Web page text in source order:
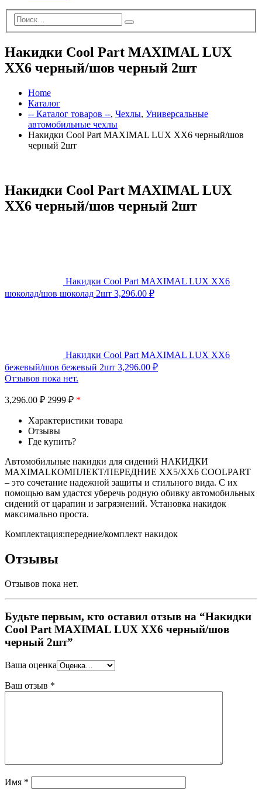
Накидки Cool Part MAXIMAL LUX
XX6 черный/шов черный 2шт
Home
Каталог
-- Каталог товаров --, Чехлы, Универсальные
автомобильные чехлы
Накидки Cool Part MAXIMAL LUX XX6 черный/шов
черный 2шт
Накидки Cool Part MAXIMAL LUX
XX6 черный/шов черный 2шт
Накидки Cool Part MAXIMAL LUX XX6
шоколад/шов шоколад 2шт 3,296.00 ₽
Накидки Cool Part MAXIMAL LUX XX6
бежевый/шов бежевый 2шт 3,296.00 ₽
Отзывов пока нет.
3,296.00 ₽ 2999 ₽ *
Характеристики товара
Отзывы
Где купить?
Автомобильные накидки для сидений НАКИДКИ
MAXIMALКОМПЛЕКТ/ПЕРЕДНИЕ XX5/XX6 COOLPART
– это сочетание надежной защиты и стильного вида. С их
помощью вам удастся уберечь родную обивку автомобильных
сидений от царапин и загрязнений. Установка накидок
максимально проста.
Комплектация:передние/комплект накидок
Отзывы
Отзывов пока нет.
Будьте первым, кто оставил отзыв на “Накидки
Cool Part MAXIMAL LUX XX6 черный/шов
черный 2шт”
Ваша оценка
Ваш отзыв *
Имя *